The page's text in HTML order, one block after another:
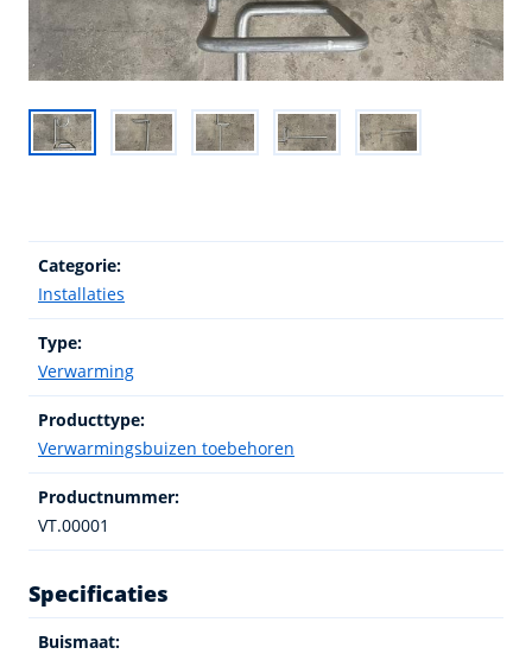
Categorie:
Installaties
Type:
Verwarming
Producttype:
Verwarmingsbuizen toebehoren
Productnummer:
VT.00001
Specificaties
Buismaat: